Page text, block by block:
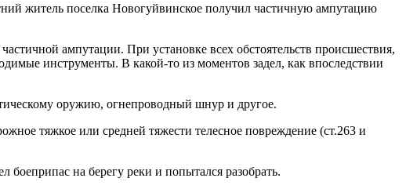
житель поселка Новогуйвинское получил частичную ампутацию
ампутации. При установке всех обстоятельств происшествия,
инструменты. В какой-то из моментов задел, как впоследствии
оружию, огнепроводный шнур и другое.
тяжкое или средней тяжести телесное повреждение (ст.263 и
боеприпас на берегу реки и попытался разобрать.